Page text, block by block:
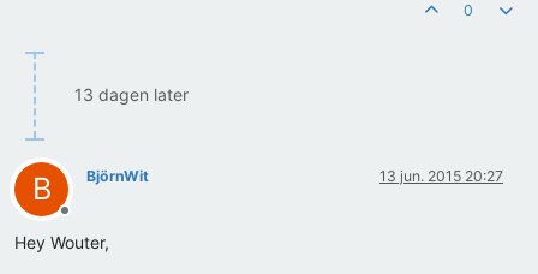
0
13 dagen later
B
Offline
BjörnWit 13 jun. 2015 20:27
Hey Wouter,